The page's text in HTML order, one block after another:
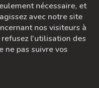
nécessaire, et
avec notre site
nos visiteurs à
l'utilisation des
ne pas suivre vos